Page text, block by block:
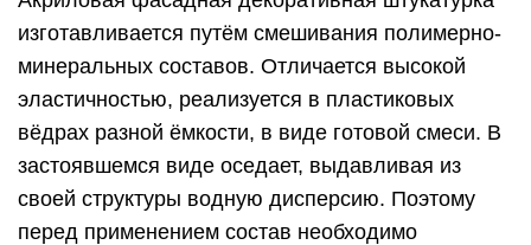
изготавливается путём смешивания полимерно-
минеральных составов. Отличается высокой
эластичностью, реализуется в пластиковых
вёдрах разной ёмкости, в виде готовой смеси. В
застоявшемся виде оседает, выдавливая из
своей структуры водную дисперсию. Поэтому
перед применением состав необходимо